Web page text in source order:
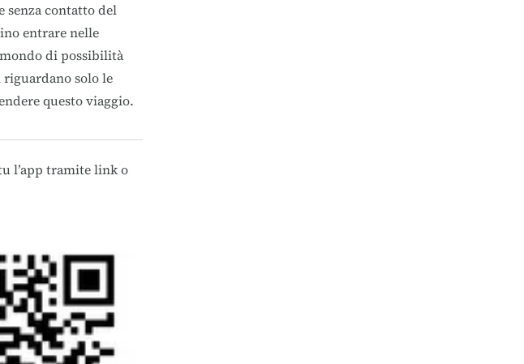
senza contatto del
entrare nelle
di possibilità
solo le
questo viaggio.
l’app tramite link o